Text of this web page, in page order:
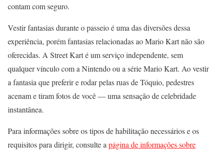
contam com seguro.
Vestir fantasias durante o passeio é uma das diversões dessa
experiência, porém fantasias relacionadas ao Mario Kart não são
oferecidas. A Street Kart é um serviço independente, sem
qualquer vínculo com a Nintendo ou a série Mario Kart. Ao vestir
a fantasia que preferir e rodar pelas ruas de Tóquio, pedestres
acenam e tiram fotos de você — uma sensação de celebridade
instantânea.
Para informações sobre os tipos de habilitação necessários e os
requisitos para dirigir, consulte a página de informações sobre